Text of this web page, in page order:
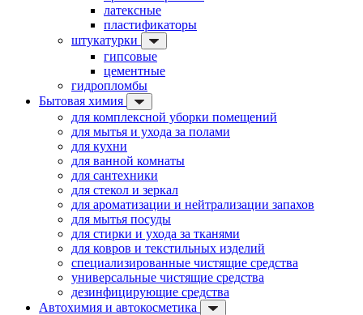
латексные
пластификаторы
штукатурки
гипсовые
цементные
гидропломбы
Бытовая химия
для комплексной уборки помещений
для мытья и ухода за полами
для кухни
для ванной комнаты
для сантехники
для стекол и зеркал
для ароматизации и нейтрализации запахов
для мытья посуды
для стирки и ухода за тканями
для ковров и текстильных изделий
специализированные чистящие средства
универсальные чистящие средства
дезинфицирующие средства
Автохимия и автокосметика